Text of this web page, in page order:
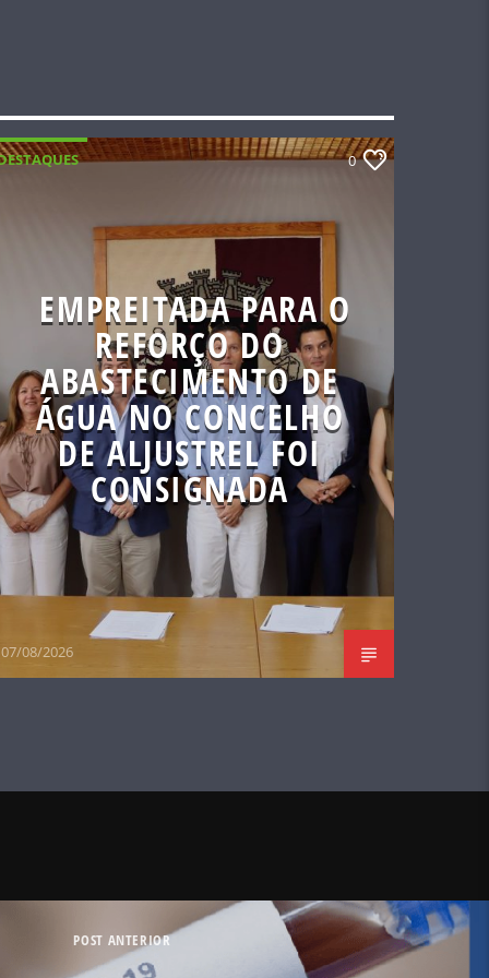
0
EMPREITADA PARA O
REFORÇO DO
ABASTECIMENTO DE
ÁGUA NO CONCELHO
DE ALJUSTREL FOI
CONSIGNADA
07/08/2026
POST ANTERIOR